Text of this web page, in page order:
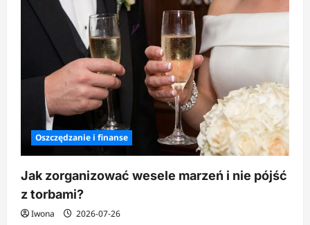
Oszczędzanie i finanse
Jak zorganizować wesele marzeń i nie pójść
z torbami?
Iwona 2026-07-26